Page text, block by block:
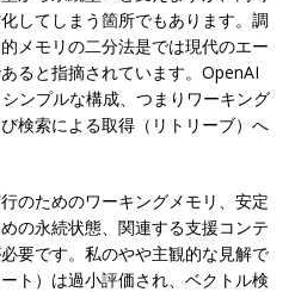
してしまう箇所でもあります。調
メモリの二分法是では現代のエー
ると指摘されています。OpenAI
ンプルな構成、つまりワーキング
検索による取得（リトリーブ）へ
のためのワーキングメモリ、安定
の永続状態、関連する支援コンテ
要です。私のやや主観的な見解で
ト）は過小評価され、ベクトル検